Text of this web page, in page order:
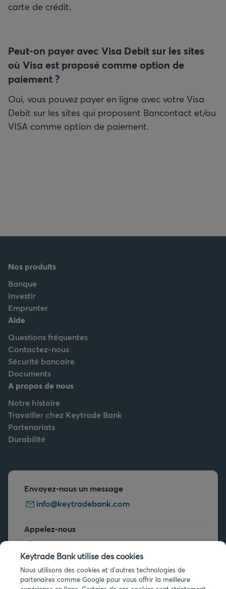
carte de crédit.
Peut-on payer avec Visa Debit sur les sites
où Visa est proposé comme option de
paiement ?
Oui, vous pouvez payer en ligne avec votre Visa
Debit sur les sites qui proposent Bancontact et/ou
VISA comme option de paiement.
Nos produits
Banque
Investir
Emprunter
Aide
Questions fréquentes
Contactez-nous
Sécurité bancaire
Documents
A propos de nous
Notre histoire
Travailler chez Keytrade Bank
Partenariats
Durabilité
Envoyez-nous un message
info@keytradebank.com
Appelez-nous
+32 2 679 90 00
Vous avez des questions ?
Questions fréquentes
Keytrade Bank utilise des cookies
Nous utilisons des cookies et d'autres technologies de
partenaires comme Google pour vous offrir la meilleure